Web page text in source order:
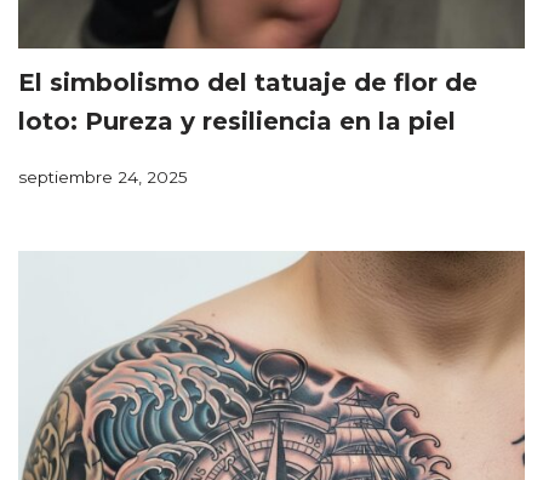
El simbolismo del tatuaje de flor de
loto: Pureza y resiliencia en la piel
septiembre 24, 2025